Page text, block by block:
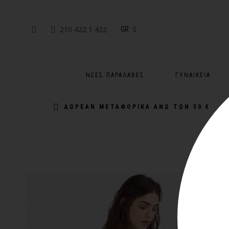
210 422 1 422 GR
ΝΈΕΣ ΠΑΡΑΛΑΒΈΣ ΓΥΝΑΙΚΕΊΑ
ΔΩΡΕΑΝ ΜΕΤΑΦΟΡΙΚΑ ΑΝΩ ΤΩΝ 50 €